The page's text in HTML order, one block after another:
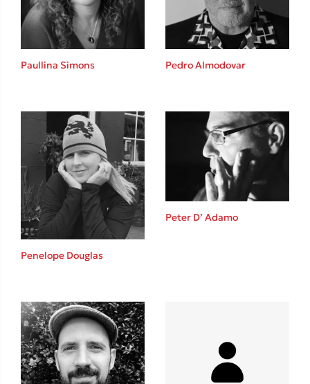
Mel Robbins
Paullina Simons Pedro Almodovar
Penelope Douglas
Peter D’ Adamo